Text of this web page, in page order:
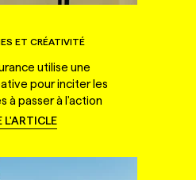
ET CRÉATIVITÉ
utilise une
pour inciter les
à passer à l'action
L'ARTICLE